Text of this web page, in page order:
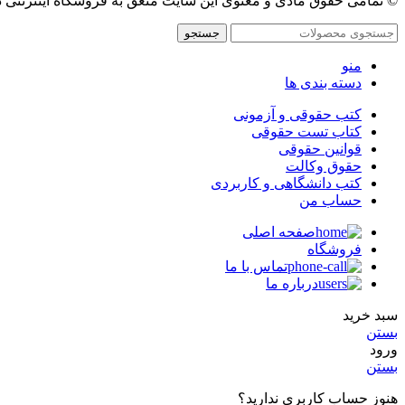
جستجو
منو
دسته بندی ها
کتب حقوقی و آزمونی
کتاب تست حقوقی
قوانین حقوقی
حقوق وکالت
کتب دانشگاهی و کاربردی
حساب من
صفحه اصلی
فروشگاه
تماس با ما
درباره ما
سبد خرید
بستن
ورود
بستن
هنوز حساب کاربری ندارید؟